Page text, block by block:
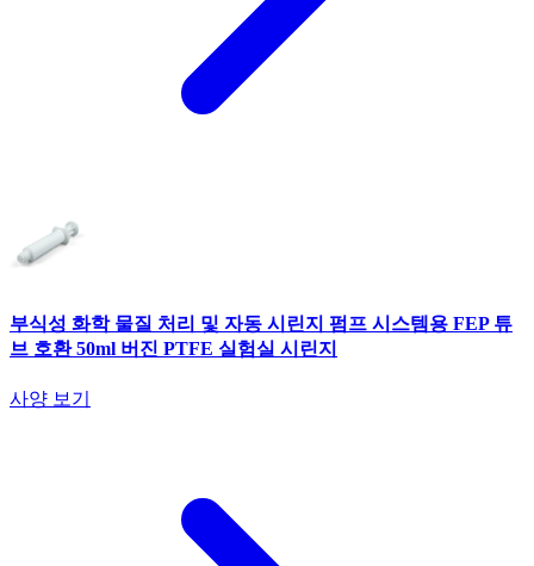
부식성 화학 물질 처리 및 자동 시린지 펌프 시스템용 FEP 튜
브 호환 50ml 버진 PTFE 실험실 시린지
사양 보기